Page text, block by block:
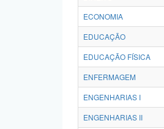
ECONOMIA
EDUCAÇÃO
EDUCAÇÃO FÍSICA
ENFERMAGEM
ENGENHARIAS I
ENGENHARIAS II